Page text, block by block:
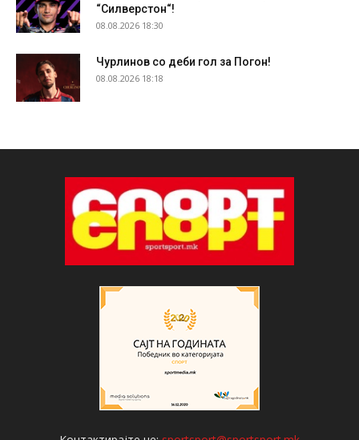
“Силверстон“!
08.08.2026 18:30
Чурлинов со деби гол за Погон!
08.08.2026 18:18